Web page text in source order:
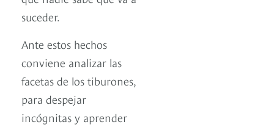
suceder.
Ante estos hechos
conviene analizar las
facetas de los tiburones,
para despejar
incógnitas y aprender